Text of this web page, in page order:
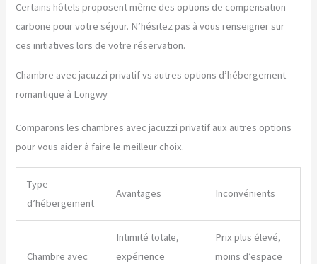
Certains hôtels proposent même des options de compensation
carbone pour votre séjour. N’hésitez pas à vous renseigner sur
ces initiatives lors de votre réservation.
Chambre avec jacuzzi privatif vs autres options d’hébergement
romantique à Longwy
Comparons les chambres avec jacuzzi privatif aux autres options
pour vous aider à faire le meilleur choix.
Type
d’hébergement
Avantages Inconvénients
Chambre avec
Intimité totale,
expérience
Prix plus élevé,
moins d’espace